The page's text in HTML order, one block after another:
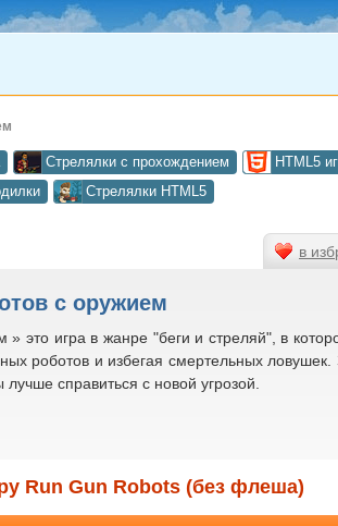
Стрелялки с прохождением HTML5
Стрелялки HTML5
с оружием
» это игра в жанре "беги и стреляй", в
роботов и избегая смертельных
справиться с новой угрозой.
в
Run Gun Robots (без флеша)